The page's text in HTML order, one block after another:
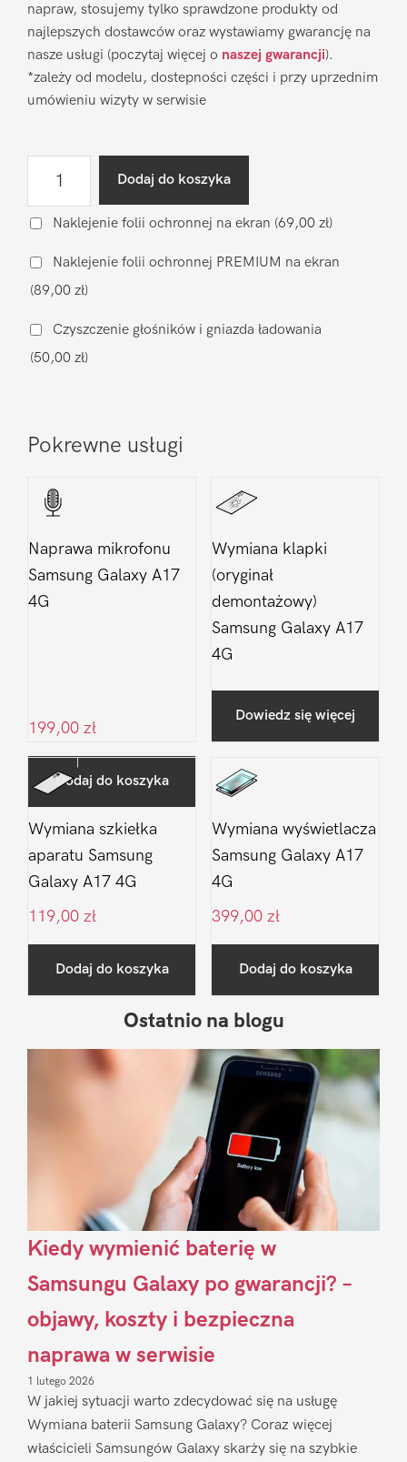
napraw, stosujemy tylko sprawdzone produkty od
najlepszych dostawców oraz wystawiamy gwarancję na
nasze usługi (poczytaj więcej o naszej gwarancji).
*zależy od modelu, dostepności części i przy uprzednim
umówieniu wizyty w serwisie
głośnika
Samsung
Galaxy
A17
4G
Dodaj do koszyka
Naklejenie folii ochronnej na ekran (69,00 zł)
Naklejenie folii ochronnej PREMIUM na ekran
(89,00 zł)
Czyszczenie głośników i gniazda ładowania
(50,00 zł)
Pokrewne usługi
Naprawa mikrofonu
Samsung Galaxy A17
4G
199,00 zł
Dodaj do koszyka
Wymiana klapki
(oryginał
demontażowy)
Samsung Galaxy A17
4G
Dowiedz się więcej
Wymiana szkiełka
aparatu Samsung
Galaxy A17 4G
119,00 zł
Dodaj do koszyka
Wymiana wyświetlacza
Samsung Galaxy A17
4G
399,00 zł
Dodaj do koszyka
Sidebar
Ostatnio na blogu
Kiedy wymienić baterię w
Samsungu Galaxy po gwarancji? –
objawy, koszty i bezpieczna
naprawa w serwisie
1 lutego 2026
W jakiej sytuacji warto zdecydować się na usługę
Wymiana baterii Samsung Galaxy? Coraz więcej
właścicieli Samsungów Galaxy skarży się na szybkie